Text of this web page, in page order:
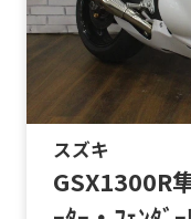
スズキ
GSX1300R